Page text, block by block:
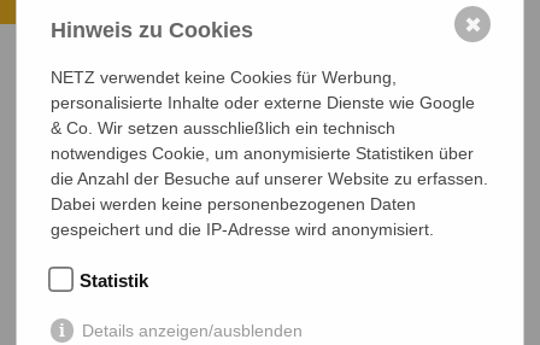
ALLE PROJEKTE ANSEHEN
JETZT SPENDEN
Sichere SSL-Verbindung
NETZ Partnerschaft für Entwicklung und Gerechtigkeit e.V.
Hinweis zu Cookies
NETZ verwendet keine Cookies für Werbung,
personalisierte Inhalte oder externe Dienste wie Google
& Co. Wir setzen ausschließlich ein technisch
notwendiges Cookie, um anonymisierte Statistiken über
die Anzahl der Besuche auf unserer Website zu erfassen.
Dabei werden keine personenbezogenen Daten
gespeichert und die IP-Adresse wird anonymisiert.
Statistik
Details anzeigen/ausblenden
✖